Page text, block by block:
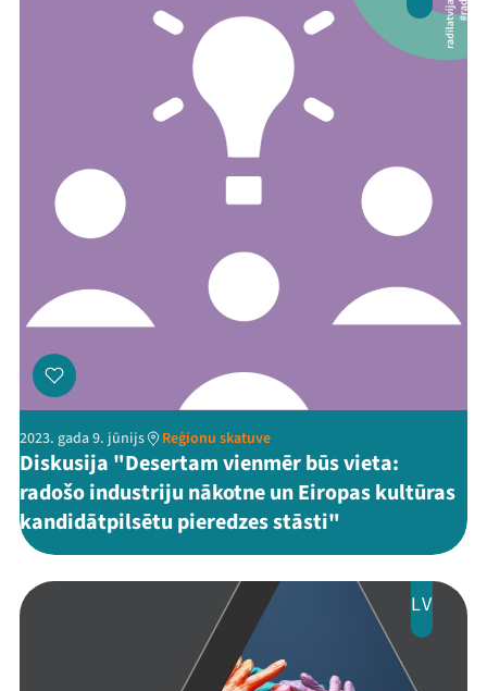
2023. gada 9. jūnijs Reģionu skatuve
Diskusija "Desertam vienmēr būs vieta:
radošo industriju nākotne un Eiropas kultūras
kandidātpilsētu pieredzes stāsti"
LV